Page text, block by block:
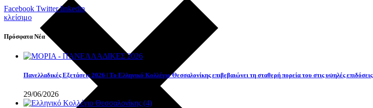
Facebook Twitter linkedin
κλείσιμο
Πρόσφατα Νέα
Πανελλαδικές Εξετάσεις 2026 | Το Ελληνικό Κολλέγιο Θεσσαλονίκης επιβεβαιώνει τη σταθερή πορεία του στις υψηλές επιδόσεις
29/06/2026